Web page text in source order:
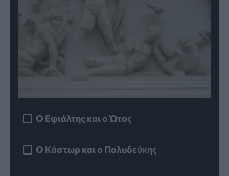
O Εφιάλτης και ο Ώτος
O Κάστωρ και ο Πολυδεύκης